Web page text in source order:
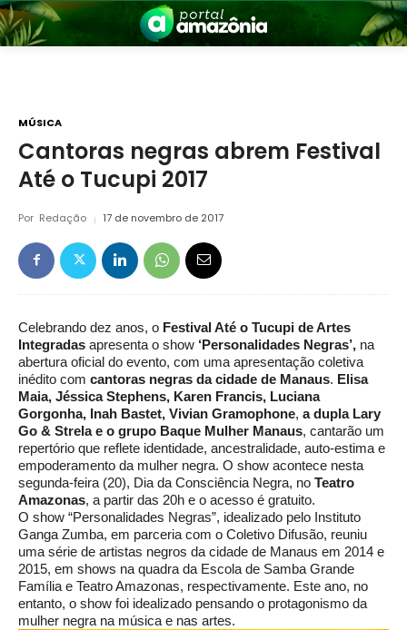
Amazônia
MÚSICA
Cantoras negras abrem Festival
Até o Tucupi 2017
Por Redação 17 de novembro de 2017
Celebrando dez anos, o Festival Até o Tucupi de Artes
Integradas apresenta o show ‘Personalidades Negras’, na
abertura oficial do evento, com uma apresentação coletiva
inédito com cantoras negras da cidade de Manaus. Elisa
Maia, Jéssica Stephens, Karen Francis, Luciana
Gorgonha, Inah Bastet, Vivian Gramophone, a dupla Lary
Go & Strela e o grupo Baque Mulher Manaus, cantarão um
repertório que reflete identidade, ancestralidade, auto-estima e
empoderamento da mulher negra. O show acontece nesta
segunda-feira (20), Dia da Consciência Negra, no Teatro
Amazonas, a partir das 20h e o acesso é gratuito.
O show “Personalidades Negras”, idealizado pelo Instituto
Ganga Zumba, em parceria com o Coletivo Difusão, reuniu
uma série de artistas negros da cidade de Manaus em 2014 e
2015, em shows na quadra da Escola de Samba Grande
Família e Teatro Amazonas, respectivamente. Este ano, no
entanto, o show foi idealizado pensando o protagonismo da
mulher negra na música e nas artes.